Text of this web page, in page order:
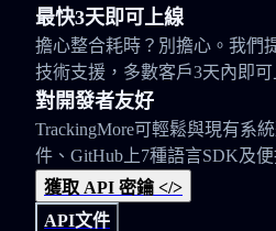
最快3天即可上線
擔心整合耗時？別擔心。我們
技術支援，多數客戶3天內即可
對開發者友好
TrackingMore可輕鬆與現有系
件、GitHub上7種語言SDK及便
獲取 API 密鑰 </>
API文件